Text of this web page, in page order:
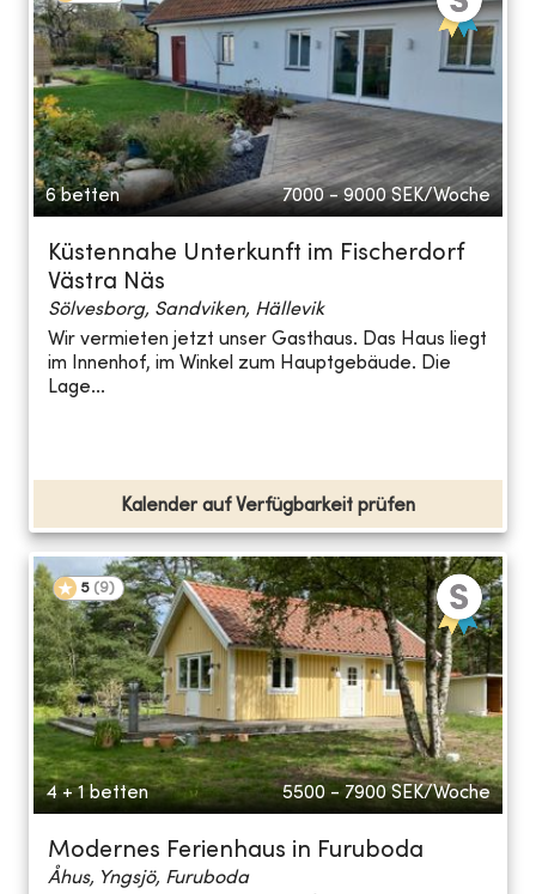
6 betten 7000 - 9000 SEK/Woche
Küstennahe Unterkunft im Fischerdorf
Västra Näs
Sölvesborg, Sandviken, Hällevik
Wir vermieten jetzt unser Gasthaus. Das Haus liegt
im Innenhof, im Winkel zum Hauptgebäude. Die
Lage...
Kalender auf Verfügbarkeit prüfen
5 (9)
4 + 1 betten 5500 - 7900 SEK/Woche
Modernes Ferienhaus in Furuboda
Åhus, Yngsjö, Furuboda